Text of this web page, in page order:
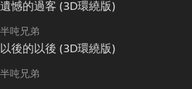
遺憾的過客 (3D環繞版)
半吨兄弟
以後的以後 (3D環繞版)
半吨兄弟